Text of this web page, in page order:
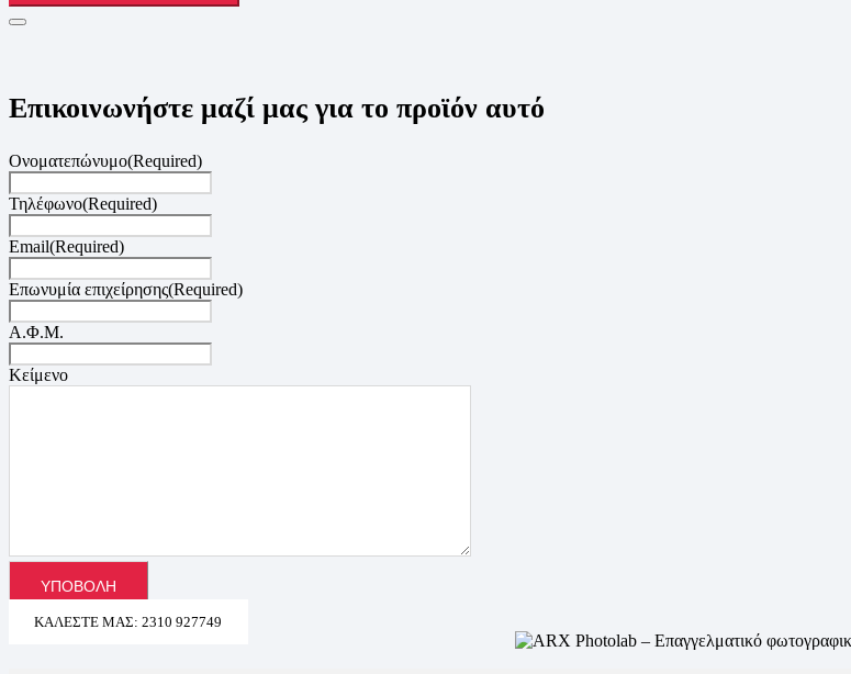
Επικοινωνήστε μαζί μας για το προϊόν αυτό
Ονοματεπώνυμο(Required)
Τηλέφωνο(Required)
Email(Required)
Επωνυμία επιχείρησης(Required)
Α.Φ.Μ.
Κείμενο
ΚΑΛΈΣΤΕ ΜΑΣ: 2310 927749